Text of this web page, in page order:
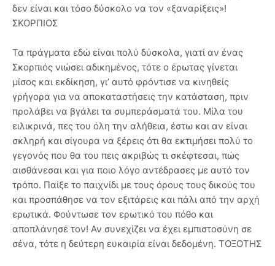
δεν είναι και τόσο δύσκολο να τον «ξαναρίξεις»!
ΣΚΟΡΠΙΟΣ
Τα πράγματα εδώ είναι πολύ δύσκολα, γιατί αν ένας
Σκορπιός νιώσει αδικημένος, τότε ο έρωτας γίνεται
μίσος και εκδίκηση, γι’ αυτό φρόντισε να κινηθείς
γρήγορα για να αποκαταστήσεις την κατάσταση, πριν
προλάβει να βγάλει τα συμπεράσματά του. Μίλα του
ειλικρινά, πες του όλη την αλήθεια, έστω και αν είναι
σκληρή και σίγουρα να ξέρεις ότι θα εκτιμήσει πολύ το
γεγονός που θα του πεις ακριβώς τι σκέφτεσαι, πώς
αισθάνεσαι και για ποιο λόγο αντέδρασες με αυτό τον
τρόπο. Παίξε το παιχνίδι με τους όρους τους δικούς του
και προσπάθησε να τον εξιτάρεις και πάλι από την αρχή
ερωτικά. Φούντωσε τον ερωτικό του πόθο και
αποπλάνησέ τον! Αν συνεχίζει να έχει εμπιστοσύνη σε
σένα, τότε η δεύτερη ευκαιρία είναι δεδομένη. ΤΟΞΟΤΗΣ